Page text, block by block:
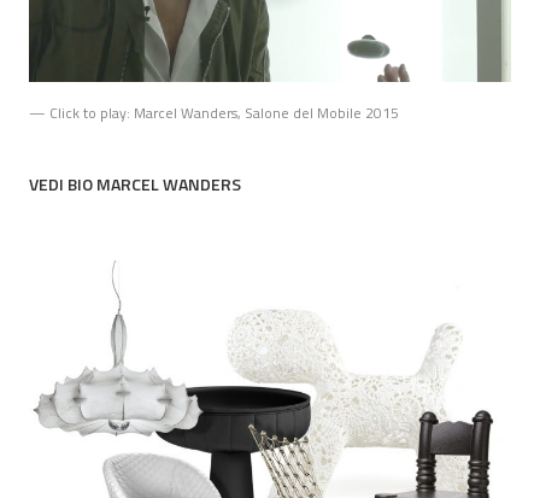
— Click to play: Marcel Wanders, Salone del Mobile 2015
VEDI BIO MARCEL WANDERS